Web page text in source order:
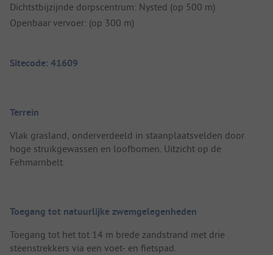
Dichtstbijzijnde dorpscentrum: Nysted (op 500 m)
Openbaar vervoer: (op 300 m)
Sitecode: 41609
Terrein
Vlak grasland, onderverdeeld in staanplaatsvelden door
hoge struikgewassen en loofbomen. Uitzicht op de
Fehmarnbelt.
Toegang tot natuurlijke zwemgelegenheden
Toegang tot het tot 14 m brede zandstrand met drie
steenstrekkers via een voet- en fietspad.